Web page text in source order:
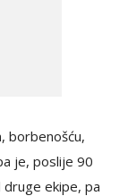
borbenošću,
je, poslije 90
druge ekipe, pa